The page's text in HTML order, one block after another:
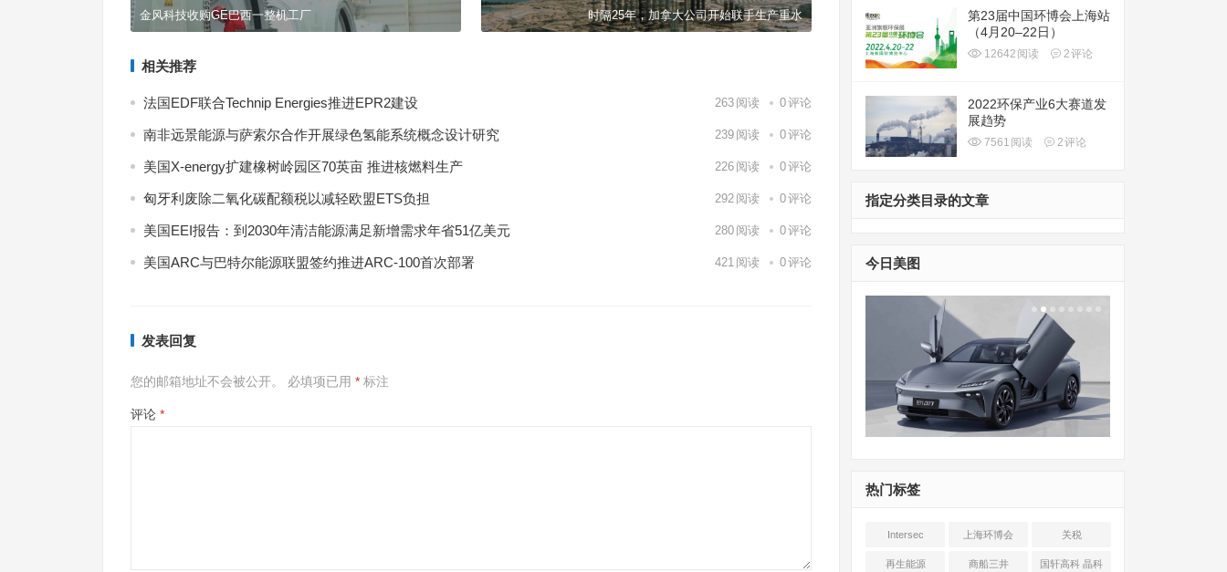
金风科技收购GE巴西一整机工厂 时隔25年，加拿大公司开始联手生产重水
相关推荐
法国EDF联合Technip Energies推进EPR2建设 263 阅读 0评论
南非远景能源与萨索尔合作开展绿色氢能系统概念设计研究 239 阅读 0评论
美国X-energy扩建橡树岭园区70英亩 推进核燃料生产 226 阅读 0评论
匈牙利废除二氧化碳配额税以减轻欧盟ETS负担 292 阅读 0评论
美国EEI报告：到2030年清洁能源满足新增需求年省51亿美元 280 阅读 0评论
美国ARC与巴特尔能源联盟签约推进ARC-100首次部署 421 阅读 0评论
发表回复
您的邮箱地址不会被公开。 必填项已用 * 标注
评论 *
第23届中国环博会上海站
（4月20–22日）
12642 阅读 2评论
2022环保产业6大赛道发
展趋势
7561 阅读 2评论
指定分类目录的文章
今日美图
热门标签
Intersec
Shanghai
上海环博会 关税
再生能源 商船三井 国轩高科 晶科